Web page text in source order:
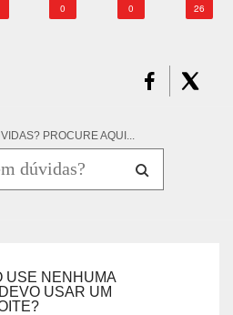
0 0 26
PROCURE AQUI...
USE NENHUMA
USAR UM